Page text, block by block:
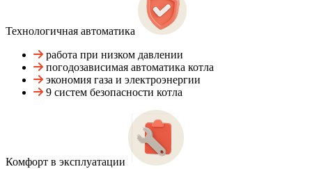
Технологичная автоматика
работа при низком давлении
погодозависимая автоматика котла
экономия газа и электроэнергии
9 систем безопасности котла
Комфорт в эксплуатации